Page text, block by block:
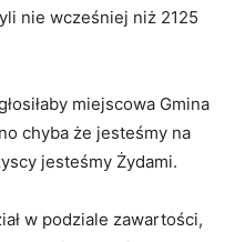
nie wcześniej niż 2125
miejscowa Gmina
chyba że jesteśmy na
jesteśmy Żydami.
w podziale zawartości,